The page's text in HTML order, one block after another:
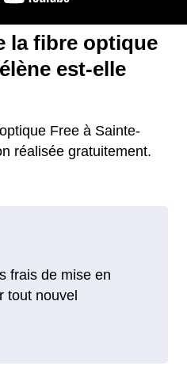
la fibre optique
est-elle
Free à Sainte-
réalisée gratuitement.
frais de mise en
tout nouvel